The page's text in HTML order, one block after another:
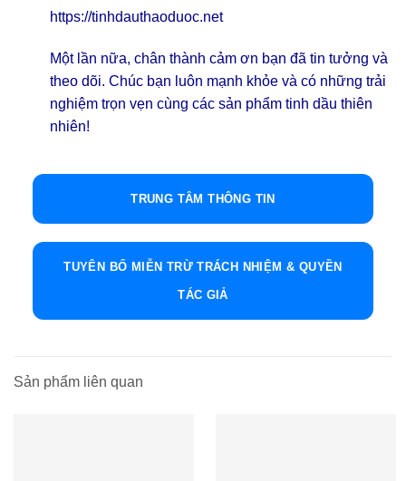
https://tinhdauthaoduoc.net
Một lần nữa, chân thành cảm ơn bạn đã tin tưởng và
theo dõi. Chúc bạn luôn mạnh khỏe và có những trải
nghiệm trọn vẹn cùng các sản phẩm tinh dầu thiên
nhiên!
TRUNG TÂM THÔNG TIN
TUYÊN BỐ MIỄN TRỪ TRÁCH NHIỆM & QUYỀN
TÁC GIẢ
Sản phẩm liên quan